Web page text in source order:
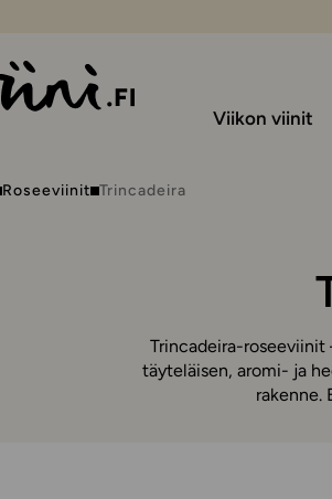
Viikon viinit
Roseeviinit Trincadeira
Trincadeira-
täyteläisen, aromi- ja
rakenne.